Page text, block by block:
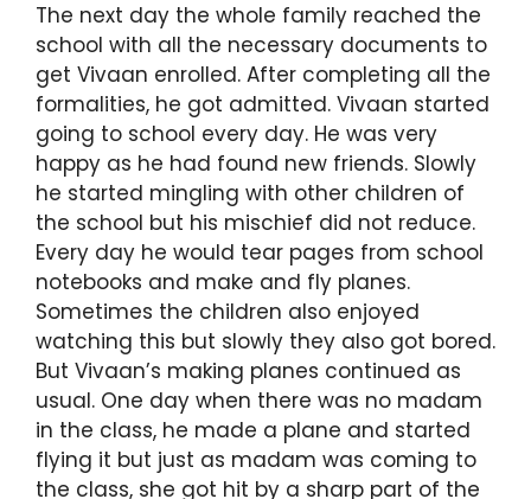
The next day the whole family reached the
school with all the necessary documents to
get Vivaan enrolled. After completing all the
formalities, he got admitted. Vivaan started
going to school every day. He was very
happy as he had found new friends. Slowly
he started mingling with other children of
the school but his mischief did not reduce.
Every day he would tear pages from school
notebooks and make and fly planes.
Sometimes the children also enjoyed
watching this but slowly they also got bored.
But Vivaan’s making planes continued as
usual. One day when there was no madam
in the class, he made a plane and started
flying it but just as madam was coming to
the class, she got hit by a sharp part of the